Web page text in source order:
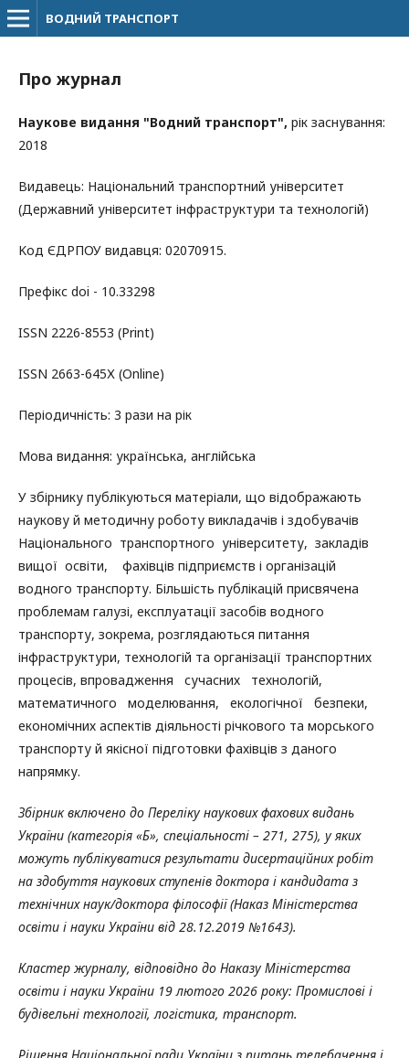
ВОДНИЙ ТРАНСПОРТ
Про журнал
Наукове видання "Водний транспорт", рік заснування:
2018
Видавець: Національний транспортний університет
(Державний університет інфраструктури та технологій)
Kод ЄДРПОУ видавця: 02070915.
Префікс doi - 10.33298
ISSN 2226-8553 (Print)
ISSN 2663-645Х (Online)
Періодичність: 3 рази на рік
Мова видання: українська, англійська
У збірнику публікуються матеріали, що відображають
наукову й методичну роботу викладачів і здобувачів
Національного транспортного університету, закладів
вищої освіти, фахівців підприємств і організацій
водного транспорту. Більшість публікацій присвячена
проблемам галузі, експлуатації засобів водного
транспорту, зокрема, розглядаються питання
інфраструктури, технологій та організації транспортних
процесів, впровадження сучасних технологій,
математичного моделювання, екологічної безпеки,
економічних аспектів діяльності річкового та морського
транспорту й якісної підготовки фахівців з даного
напрямку.
Збірник включено до Переліку наукових фахових видань
України (категорія «Б», спеціальності – 271, 275), у яких
можуть публікуватися результати дисертаційних робіт
на здобуття наукових ступенів доктора і кандидата з
технічних наук/доктора філософії (Наказ Міністерства
освіти і науки України від 28.12.2019 №1643).
Кластер журналу, відповідно до Наказу Міністерства
освіти і науки України 19 лютого 2026 року: Промислові і
будівельні технології, логістика, транспорт.